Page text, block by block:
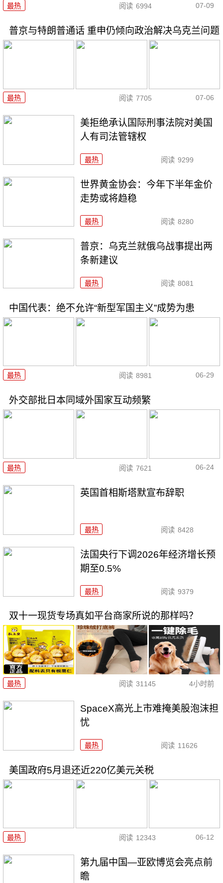
最热 阅读 6994 07-09
普京与特朗普通话 重申仍倾向政治解决乌克兰问题
最热 阅读 7705 07-06
美拒绝承认国际刑事法院对美国
人有司法管辖权
最热 阅读 9299
世界黄金协会：今年下半年金价
走势或将趋稳
最热 阅读 8280
普京：乌克兰就俄乌战事提出两
条新建议
最热 阅读 8081
中国代表：绝不允许“新型军国主义”成势为患
最热 阅读 8981 06-29
外交部批日本同域外国家互动频繁
最热 阅读 7621 06-24
英国首相斯塔默宣布辞职
最热 阅读 8428
法国央行下调2026年经济增长预
期至0.5%
最热 阅读 9379
双十一现货专场真如平台商家所说的那样吗？
最热 阅读 31145 4小时前
SpaceX高光上市难掩美股泡沫担
忧
最热 阅读 11626
美国政府5月退还近220亿美元关税
最热 阅读 12343 06-12
第九届中国—亚欧博览会亮点前
瞻